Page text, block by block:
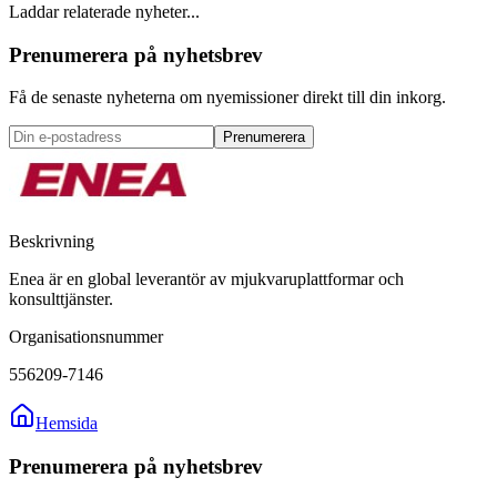
Laddar relaterade nyheter...
Prenumerera på nyhetsbrev
Få de senaste nyheterna om nyemissioner direkt till din inkorg.
Prenumerera
Beskrivning
Enea är en global leverantör av mjukvaruplattformar och
konsulttjänster.
Organisationsnummer
556209-7146
Hemsida
Prenumerera på nyhetsbrev